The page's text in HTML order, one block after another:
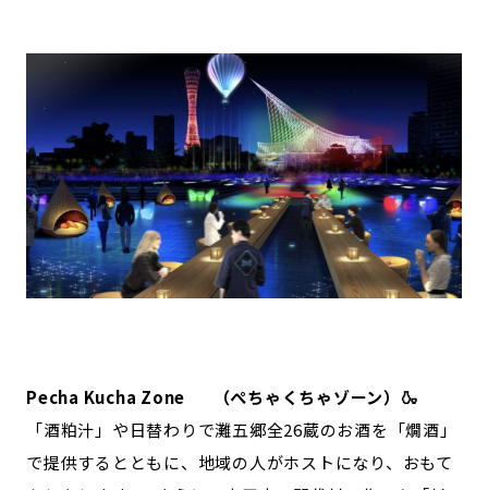
Pecha Kucha Zone （ぺちゃくちゃゾーン）🍶
「酒粕汁」や日替わりで灘五郷全26蔵のお酒を「燗酒」
で提供するとともに、地域の人がホストになり、おもて